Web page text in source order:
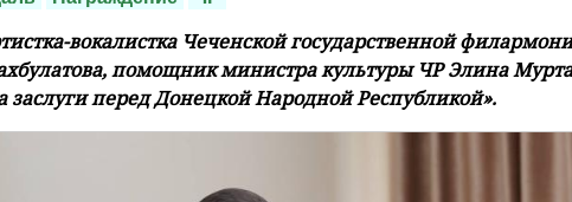
вокалистка Чеченской государственной
помощник министра культуры ЧР Элина
заслуги перед Донецкой Народной Республикой».